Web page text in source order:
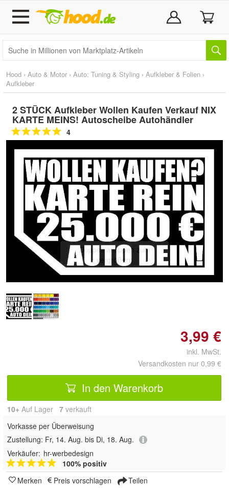
Hood › Auto & Motor › Auto: Tuning & Styling › Aufkleber & Folien ›
Aufkleber
2 STÜCK Aufkleber Wollen Kaufen Verkauf NIX
KARTE MEINS! Autoscheibe Autohändler
4
Doppelt antippen zum
vergrößern
3,99 €
inkl. MwSt.
Versandkosten nur 0,99 €
In den Warenkorb
10+ Auf Lager 7 verkauft
Vorkasse per Überweisung
Zustellung: Fr, 14. Aug. bis Di, 18. Aug.
Verkäufer: hr-werbedesign
100% positiv
Merken
Preis vorschlagen Teilen